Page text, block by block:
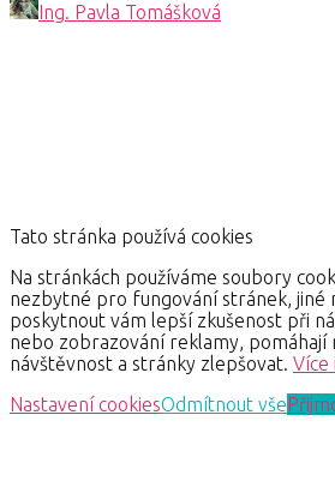
Ing. Pavla Tomášková
Tato stránka používá cookies
Na stránkách používáme soubory
nezbytné pro fungování stránek, jiné
poskytnout vám lepší zkušenost při
nebo zobrazování reklamy, pomáhají
návštěvnost a stránky zlepšovat. Více
Nastavení cookiesOdmítnout vše